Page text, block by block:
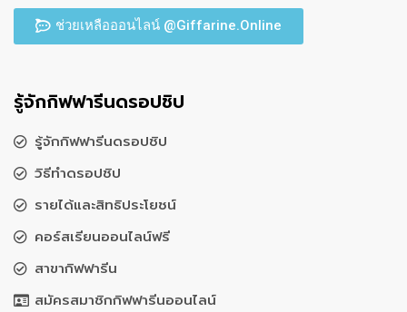
ช่วยเหลือออนไลน์ @Giffarine.Online
รู้จักกิฟฟารีนดรอปชิป
รู้จักกิฟฟารีนดรอปชิป
วิธีทำดรอปชิป
รายได้และสิทธิประโยชน์
คอร์สเรียนออนไลน์ฟรี
สาขากิฟฟารีน
สมัครสมาชิกกิฟฟารีนออนไลน์